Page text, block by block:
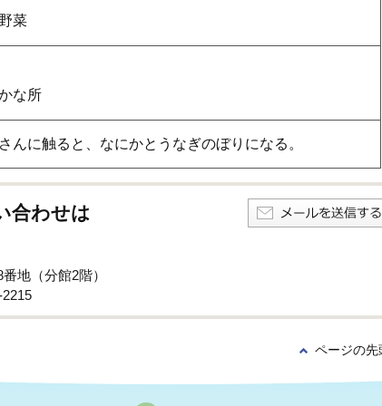
菜
な所
んに触ると、なにかとうなぎのぼりになる。
合わせは
地（分館2階）
ページの先